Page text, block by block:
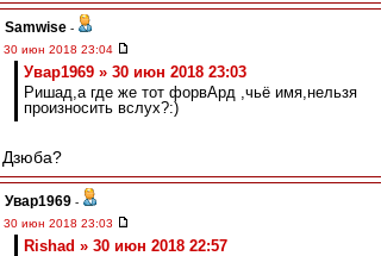
Samwise -
30 июн 2018 23:04
Увар1969 » 30 июн 2018 23:03
Ришад,а где же тот форвАрд ,чьё имя,нельзя
произносить вслух?:)
Дзюба?
Увар1969 -
30 июн 2018 23:03
Rishad » 30 июн 2018 22:57